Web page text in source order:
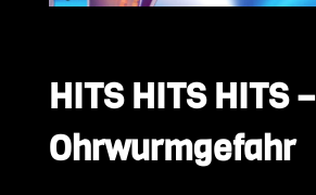
HITS HITS HITS –
Ohrwurmgefahr